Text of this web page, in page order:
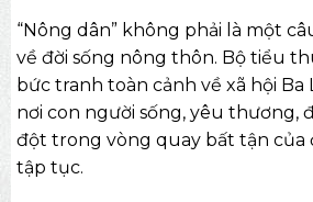
“Nông dân” không phải là một
về đời sống nông thôn. Bộ tiểu
bức tranh toàn cảnh về xã hội
nơi con người sống, yêu thương,
đột trong vòng quay bất tận của
tập tục.